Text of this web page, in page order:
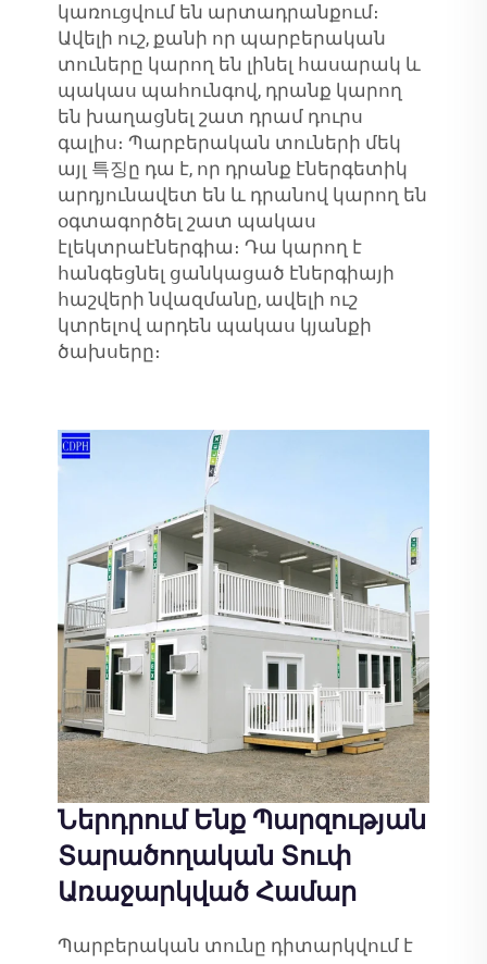
կառուցվում են արտադրանքում։
Ավելի ուշ, քանի որ պարբերական
տուները կարող են լինել հասարակ և
պակաս պահունգով, դրանք կարող
են խաղացնել շատ դրամ դուրս
գալիս։ Պարբերական տուների մեկ
այլ 특징ը դա է, որ դրանք էներգետիկ
արդյունավետ են և դրանով կարող են
օգտագործել շատ պակաս
էլեկտրաէներգիա։ Դա կարող է
հանգեցնել ցանկացած էներգիայի
հաշվերի նվազմանը, ավելի ուշ
կտրելով արդեն պակաս կյանքի
ծախսերը։
Ներդրում Ենք Պարզության
Տարածողական Տուփ
Առաջարկված Համար
Պարբերական տունը դիտարկվում է